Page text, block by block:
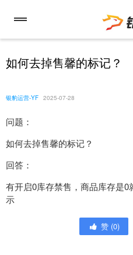
如何去掉售馨的标记？
银豹运营-YF 2025-07-28
问题：
如何去掉售馨的标记？
回答：
有开启0库存禁售，商品库存是
示
赞 (0)